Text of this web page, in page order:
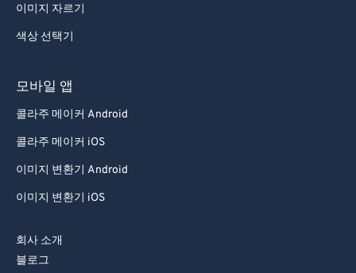
이미지 자르기
색상 선택기
모바일 앱
콜라주 메이커 Android
콜라주 메이커 iOS
이미지 변환기 Android
이미지 변환기 iOS
회사 소개
블로그